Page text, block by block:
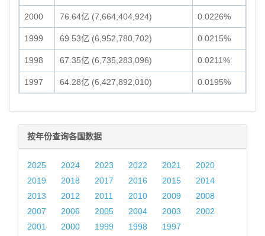
2000 76.64亿 (7,664,404,924) 0.0226%
1999 69.53亿 (6,952,780,702) 0.0215%
1998 67.35亿 (6,735,283,096) 0.0211%
1997 64.28亿 (6,427,892,010) 0.0195%
按年份查询各国数据
2025 2024 2023 2022 2021
2020
2019
2018 2017 2016 2015
2014
2013
2012 2011 2010 2009
2008
2007
2006 2005 2004 2003
2002
2001
2000 1999 1998 1997